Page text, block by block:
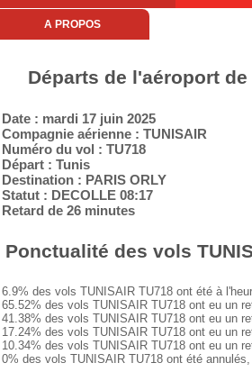
A PROPOS
Départs de l'aéroport
Date : mardi 17 juin 2025
Compagnie aérienne : TUNISAIR
Numéro du vol : TU718
Départ : Tunis
Destination : PARIS ORLY
Statut : DECOLLE 08:17
Retard de 26 minutes
Ponctualité des vols
6.9% des vols TUNISAIR TU718 ont été à
65.52% des vols TUNISAIR TU718 ont eu un
41.38% des vols TUNISAIR TU718 ont eu un
17.24% des vols TUNISAIR TU718 ont eu un
10.34% des vols TUNISAIR TU718 ont eu un
0% des vols TUNISAIR TU718 ont été